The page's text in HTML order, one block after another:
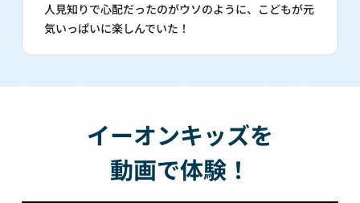
人見知りで心配だったのがウソのように、こどもが元
気いっぱいに楽しんでいた！
イーオンキッズを
動画で体験！